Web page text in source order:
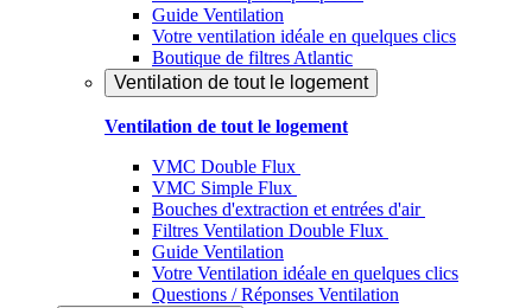
Guide Ventilation
Votre ventilation idéale en quelques clics
Boutique de filtres Atlantic
Ventilation de tout le logement
Ventilation de tout le logement
VMC Double Flux
VMC Simple Flux
Bouches d'extraction et entrées d'air
Filtres Ventilation Double Flux
Guide Ventilation
Votre Ventilation idéale en quelques clics
Questions / Réponses Ventilation